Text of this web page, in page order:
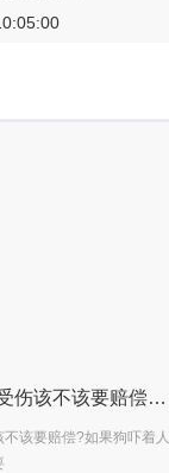
2023-04-23 10:06:45
狗吓着人了没有受伤该不该要赔偿？狗没牵绳吓到人了违法吗？-全球快看
该要赔偿?如果狗吓着人